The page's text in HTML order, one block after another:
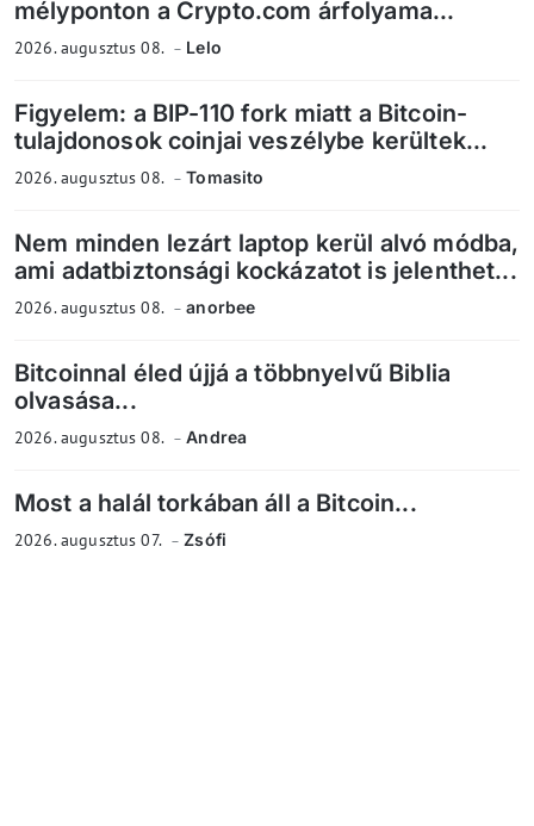
mélyponton a Crypto.com árfolyama...
2026. augusztus 08. Lelo
Figyelem: a BIP-110 fork miatt a Bitcoin-
tulajdonosok coinjai veszélybe kerültek...
2026. augusztus 08. Tomasito
Nem minden lezárt laptop kerül alvó módba,
ami adatbiztonsági kockázatot is jelenthet...
2026. augusztus 08. anorbee
Bitcoinnal éled újjá a többnyelvű Biblia
olvasása...
2026. augusztus 08. Andrea
Most a halál torkában áll a Bitcoin...
2026. augusztus 07. Zsófi